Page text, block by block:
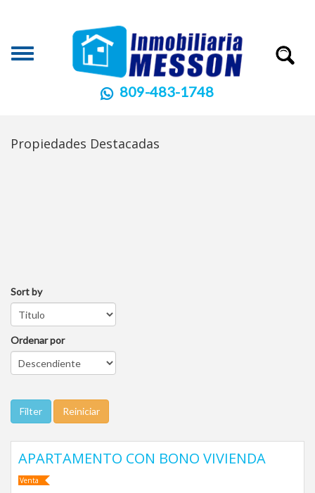
Toggle
809-483-1748
Propiedades Destacadas
Sort by
Ordenar por
APARTAMENTO CON BONO VIVIENDA
Venta